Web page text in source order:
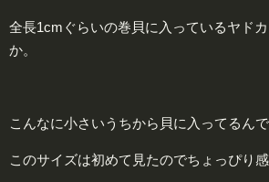
全長1cmぐらいの巻貝に入っているヤド
か。
こんなに小さいうちから貝に入ってるんで
このサイズは初めて見たのでちょっぴり感